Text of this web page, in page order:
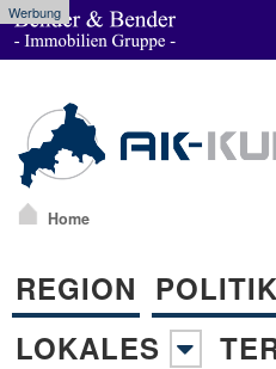
Werbung
Home
REGION POLITIK
LOKALES